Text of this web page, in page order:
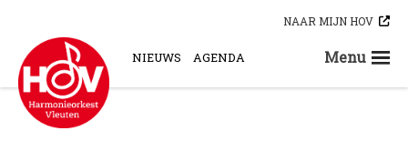
content
NAAR MIJN HOV
NIEUWS AGENDA
Menu